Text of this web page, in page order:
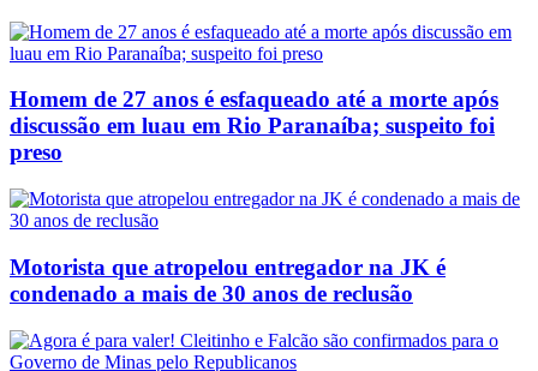
Homem de 27 anos é esfaqueado até a morte após
discussão em luau em Rio Paranaíba; suspeito foi
preso
Motorista que atropelou entregador na JK é
condenado a mais de 30 anos de reclusão